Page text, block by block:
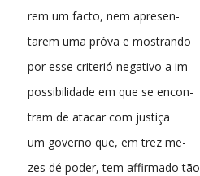
rem um facto, nem apresen-
tarem uma próva e mostrando
por esse criterió negativo a im-
possibilidade em que se encon-
tram de atacar com justiça
um governo que, em trez me-
zes dé poder, tem affirmado tão